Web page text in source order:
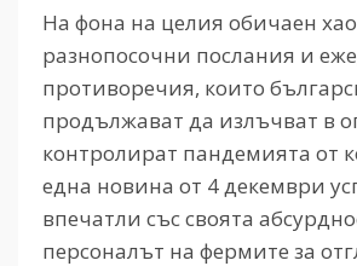
На фона на целия обичаен
разнопосочни послания и
противоречия, които
продължават да излъчват в
контролират пандемията от
една новина от 4 декември
впечатли със своята
персоналът на фермите за